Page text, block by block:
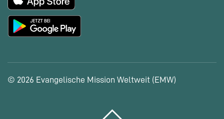
© 2026 Evangelische Mission Weltweit (EMW)